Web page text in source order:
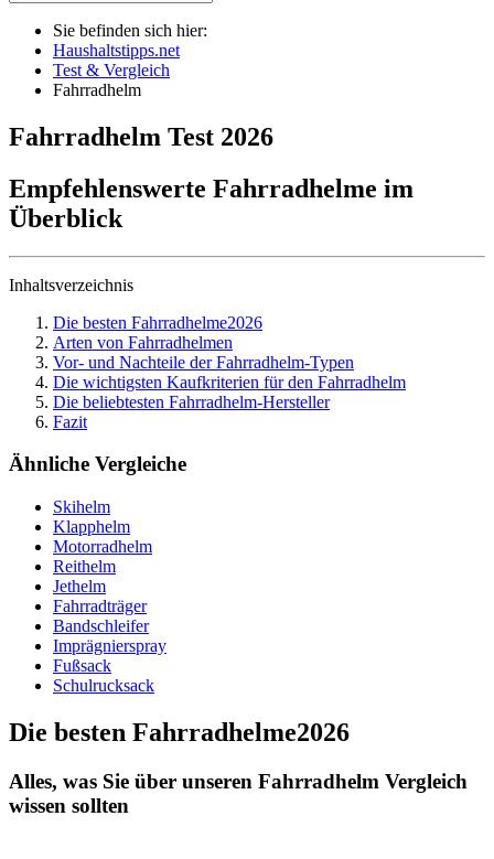
Sie befinden sich hier:
Haushaltstipps.net
Test & Vergleich
Fahrradhelm
Fahrradhelm Test 2026
Empfehlenswerte Fahrradhelme im
Überblick
Inhaltsverzeichnis
Die besten Fahrradhelme2026
Arten von Fahrradhelmen
Vor- und Nachteile der Fahrradhelm-Typen
Die wichtigsten Kaufkriterien für den Fahrradhelm
Die beliebtesten Fahrradhelm-Hersteller
Fazit
Ähnliche Vergleiche
Skihelm
Klapphelm
Motorradhelm
Reithelm
Jethelm
Fahrradträger
Bandschleifer
Imprägnierspray
Fußsack
Schulrucksack
Die besten Fahrradhelme2026
Alles, was Sie über unseren Fahrradhelm Vergleich
wissen sollten